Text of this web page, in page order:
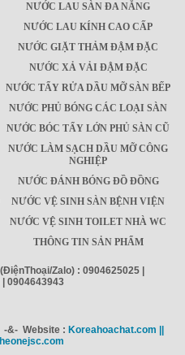
NƯỚC LAU SÀN ĐA NĂNG
NƯỚC LAU KÍNH CAO CẤP
NƯỚC GIẶT THẢM ĐẬM ĐẶC
NƯỚC XẢ VẢI ĐẬM ĐẶC
NƯỚC TẨY RỬA DẦU MỠ SÀN BẾP
NƯỚC PHỦ BÓNG CÁC LOẠI SÀN
NƯỚC BÓC TẨY LỚN PHỦ SÀN CŨ
NƯỚC LÀM SẠCH DẦU MỠ CÔNG
NGHIỆP
NƯỚC ĐÁNH BÓNG ĐỒ ĐỒNG
NƯỚC VỆ SINH SÀN BỆNH VIỆN
NƯỚC VỆ SINH TOILET NHÀ WC
THÔNG TIN SẢN PHẨM
Zalo) : 0904625025 |
0904643943
-&- Website : Koreahoachat.com ||